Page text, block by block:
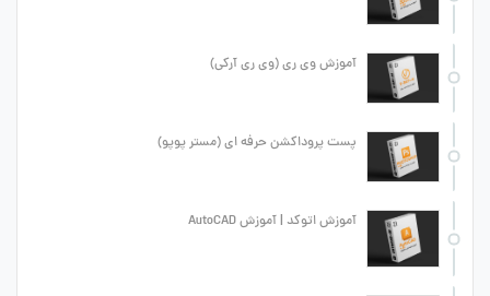
آموزش وی ری (وی ری آرکی)
پست پروداکشن حرفه ای (مستر پوپو)
آموزش اتوکد | آموزش AutoCAD